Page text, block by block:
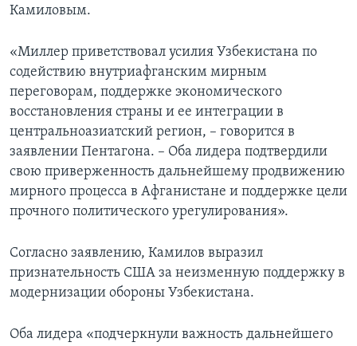
Камиловым.
«Миллер приветствовал усилия Узбекистана по
содействию внутриафганским мирным
переговорам, поддержке экономического
восстановления страны и ее интеграции в
центральноазиатский регион, – говорится в
заявлении Пентагона. – Оба лидера подтвердили
свою приверженность дальнейшему продвижению
мирного процесса в Афганистане и поддержке цели
прочного политического урегулирования».
Согласно заявлению, Камилов выразил
признательность США за неизменную поддержку в
модернизации обороны Узбекистана.
Оба лидера «подчеркнули важность дальнейшего